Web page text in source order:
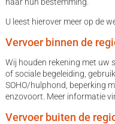
U leest hierover meer op de
Vervoer binnen de
Wij houden rekening met uw
of sociale begeleiding,
SOHO/hulphond, beperking
enzovoort. Meer informatie
Vervoer buiten de